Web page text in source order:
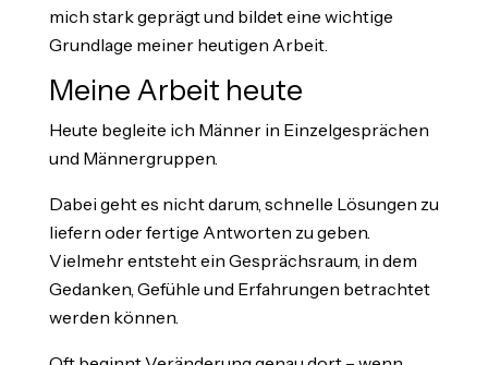
mich stark geprägt und bildet eine wichtige
Grundlage meiner heutigen Arbeit.
Meine Arbeit heute
Heute begleite ich Männer in Einzelgesprächen
und Männergruppen.
Dabei geht es nicht darum, schnelle Lösungen zu
liefern oder fertige Antworten zu geben.
Vielmehr entsteht ein Gesprächsraum, in dem
Gedanken, Gefühle und Erfahrungen betrachtet
werden können.